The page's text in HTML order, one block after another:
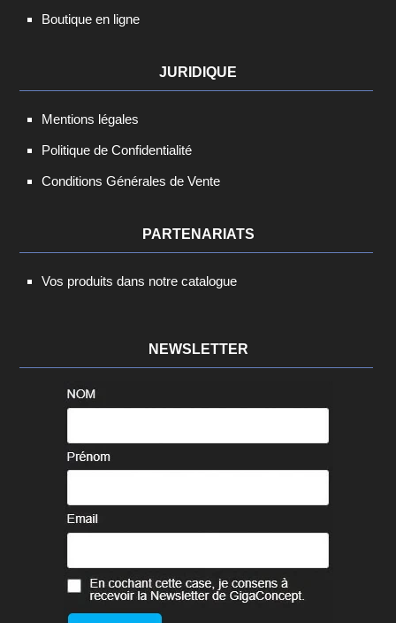
Boutique en ligne
JURIDIQUE
Mentions légales
Politique de Confidentialité
Conditions Générales de Vente
PARTENARIATS
Vos produits dans notre catalogue
NEWSLETTER